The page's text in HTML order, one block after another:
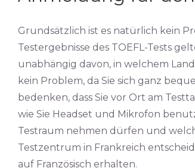
Grundsätzlich ist es natürlich kein
Testergebnisse des TOEFL-Tests
unabhängig davon, in welchem
kein Problem, da Sie sich ganz
bedenken, dass Sie vor Ort am
wie Sie Headset und Mikrofon
Testraum nehmen dürfen und
Testzentrum in Frankreich
auf Französisch erhalten.